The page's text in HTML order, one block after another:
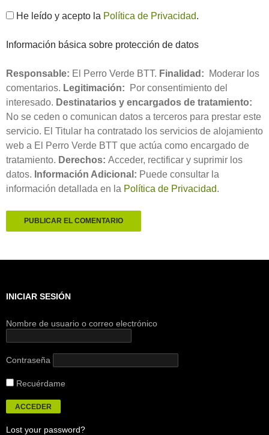
He leído y acepto la Política de Privacidad.
Información básica sobre protección de datos
Responsable: El Perro Verde BTT. Finalidad: Moderar los
comentarios. Legitimación: Por consentimiento del
interesado. Destinatarios y encargados de tratamiento:
No se ceden o comunican datos a terceros para prestar este
servicio. El Titular ha contratado los servicios de alojamiento
web a El Perro Verde BTT que actúa como encargado de
tratamiento. Derechos: Acceder, rectificar y suprimir los
datos. Información Adicional: Puede consultar la
información detallada en la Política de Privacidad.
INICIAR SESIÓN
Nombre de usuario o correo electrónico
Contraseña
Recuérdame
Lost your password?